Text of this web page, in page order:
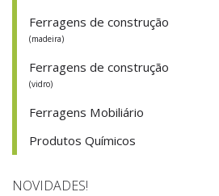
Ferragens de construção
(madeira)
Ferragens de construção
(vidro)
Ferragens Mobiliário
Produtos Químicos
NOVIDADES!